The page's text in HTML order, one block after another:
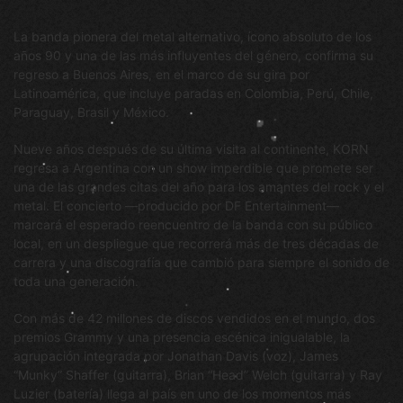
La banda pionera del metal alternativo, ícono absoluto de los
años 90 y una de las más influyentes del género, confirma su
regreso a Buenos Aires, en el marco de su gira por
Latinoamérica, que incluye paradas en Colombia, Perú, Chile,
Paraguay, Brasil y México.
Nueve años después de su última visita al continente, KORN
regresa a Argentina con un show imperdible que promete ser
una de las grandes citas del año para los amantes del rock y el
metal. El concierto —producido por DF Entertainment—
marcará el esperado reencuentro de la banda con su público
local, en un despliegue que recorrerá más de tres décadas de
carrera y una discografía que cambió para siempre el sonido de
toda una generación.
Con más de 42 millones de discos vendidos en el mundo, dos
premios Grammy y una presencia escénica inigualable, la
agrupación integrada por Jonathan Davis (voz), James
“Munky” Shaffer (guitarra), Brian “Head” Welch (guitarra) y Ray
Luzier (batería) llega al país en uno de los momentos más